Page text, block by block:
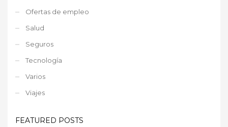
Ofertas de empleo
Salud
Seguros
Tecnología
Varios
Viajes
FEATURED POSTS